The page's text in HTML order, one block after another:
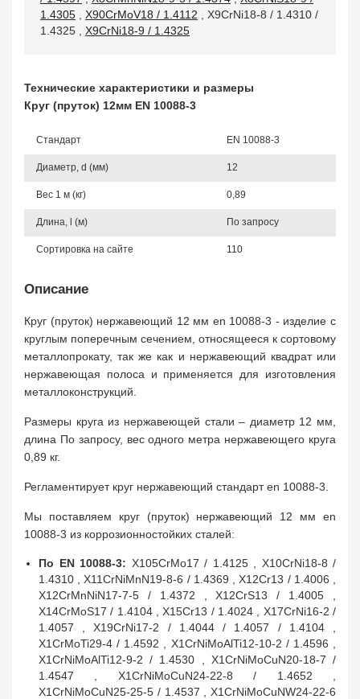
1.4305
X90CrMoV18 / 1.4112
X9CrNi18-8 / 1.4310 /
1.4325
X9CrNi18-9 / 1.4325
Технические характеристики и размеры
Круг (пруток) 12мм EN 10088-3
Стандарт EN 10088-3
Диаметр, d (мм) 12
Вес 1 м (кг) 0,89
Длина, l (м) По запросу
Сортировка на сайте 110
Описание
Круг (пруток) нержавеющий 12 мм en 10088-3 - изделие с
круглым поперечным сечением, относящееся к сортовому
металлопрокату, так же как и нержавеющий квадрат или
нержавеющая полоса и применяется для изготовления
металлоконструкций.
Размеры круга из нержавеющей стали – диаметр 12 мм,
длина По запросу, вес одного метра нержавеющего круга
0,89 кг.
Регламентирует круг нержавеющий стандарт en 10088-3.
Мы поставляем круг (пруток) нержавеющий 12 мм en
10088-3 из коррозионностойких сталей:
По EN 10088-3: X105CrMo17 / 1.4125 , X10CrNi18-8 /
1.4310 , X11CrNiMnN19-8-6 / 1.4369 , X12Cr13 / 1.4006 ,
X12CrMnNiN17-7-5 / 1.4372 , X12CrS13 / 1.4005 ,
X14CrMoS17 / 1.4104 , X15Cr13 / 1.4024 , X17CrNi16-2 /
1.4057 , X19CrNi17-2 / 1.4044 / 1.4057 / 1.4104 ,
X1CrMoTi29-4 / 1.4592 , X1CrNiMoAlTi12-10-2 / 1.4596 ,
X1CrNiMoAlTi12-9-2 / 1.4530 , X1CrNiMoCuN20-18-7 /
1.4547 , X1CrNiMoCuN24-22-8 / 1.4652 ,
X1CrNiMoCuN25-25-5 / 1.4537 , X1CrNiMoCuNW24-22-6